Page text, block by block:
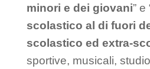
minori e dei giovani” e
scolastico al di fuori
scolastico ed extra-
sportive, musicali,